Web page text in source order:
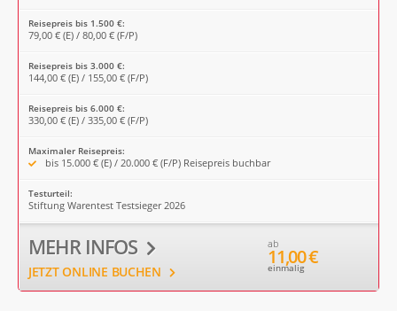
Reisepreis bis 1.500 €:
79,00 € (E) / 80,00 € (F/P)
Reisepreis bis 3.000 €:
144,00 € (E) / 155,00 € (F/P)
Reisepreis bis 6.000 €:
330,00 € (E) / 335,00 € (F/P)
Maximaler Reisepreis:
bis 15.000 € (E) / 20.000 € (F/P) Reisepreis buchbar
Testurteil:
Stiftung Warentest Testsieger 2026
MEHR INFOS
JETZT ONLINE BUCHEN
ab
11,00 €
einmalig